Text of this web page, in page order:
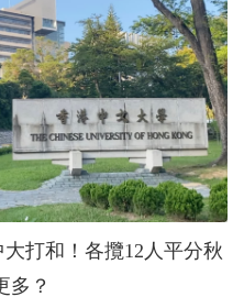
大打和！各攬12人平分秋
多？